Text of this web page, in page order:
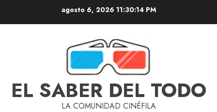
agosto 6, 2026 11:30:14 PM
EL SABER DEL TODO
LA COMUNIDAD CINÉFILA